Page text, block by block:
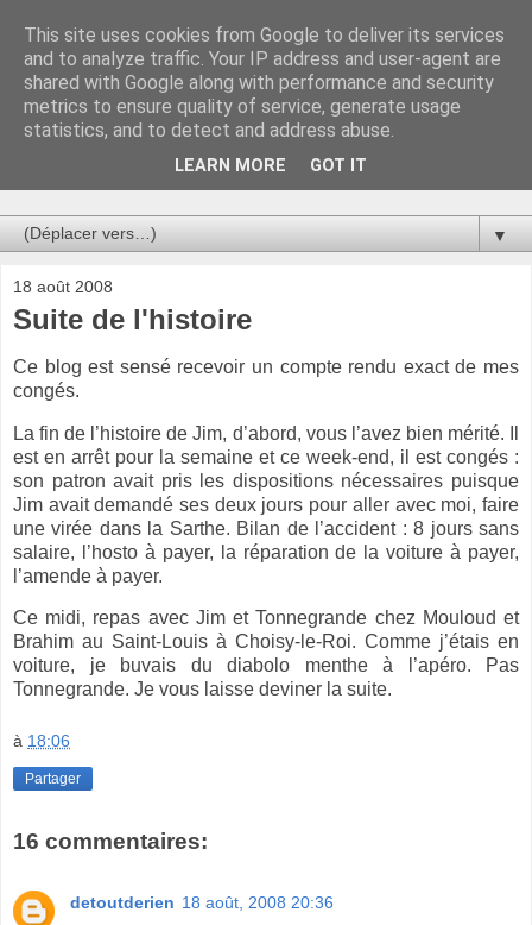
Au bistro !
La connerie étant le seul chemin susceptible de nous faire
entrevoir une parcelle de vérité, utilisons la par des moyens
de communication efficaces. Le temps qu'on remplisse nos
▼
18 août 2008
Suite de l'histoire
Ce blog est sensé recevoir un compte rendu exact de mes
congés.
La fin de l’histoire de Jim, d’abord, vous l’avez bien mérité. Il
est en arrêt pour la semaine et ce week-end, il est congés :
son patron avait pris les dispositions nécessaires puisque
Jim avait demandé ses deux jours pour aller avec moi, faire
une virée dans la Sarthe. Bilan de l’accident : 8 jours sans
salaire, l’hosto à payer, la réparation de la voiture à payer,
l’amende à payer.
Ce midi, repas avec Jim et Tonnegrande chez Mouloud et
Brahim au Saint-Louis à Choisy-le-Roi. Comme j’étais en
voiture, je buvais du diabolo menthe à l’apéro. Pas
Tonnegrande. Je vous laisse deviner la suite.
à 18:06
Partager
16 commentaires:
detoutderien 18 août, 2008 20:36
This site uses cookies from Google to deliver its services
and to analyze traffic. Your IP address and user-agent are
shared with Google along with performance and security
metrics to ensure quality of service, generate usage
statistics, and to detect and address abuse.
LEARN MORE GOT IT